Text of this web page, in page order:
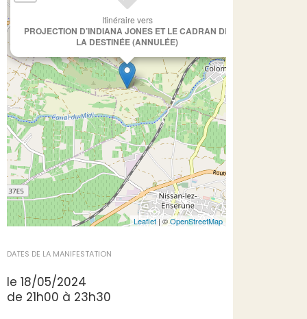
Itinéraire vers
PROJECTION D’INDIANA JONES ET LE CADRAN DE
LA DESTINÉE (ANNULÉE)
Leaflet | ©OpenStreetMap
DATES DE LA MANIFESTATION
le 18/05/2024
de 21h00 à 23h30